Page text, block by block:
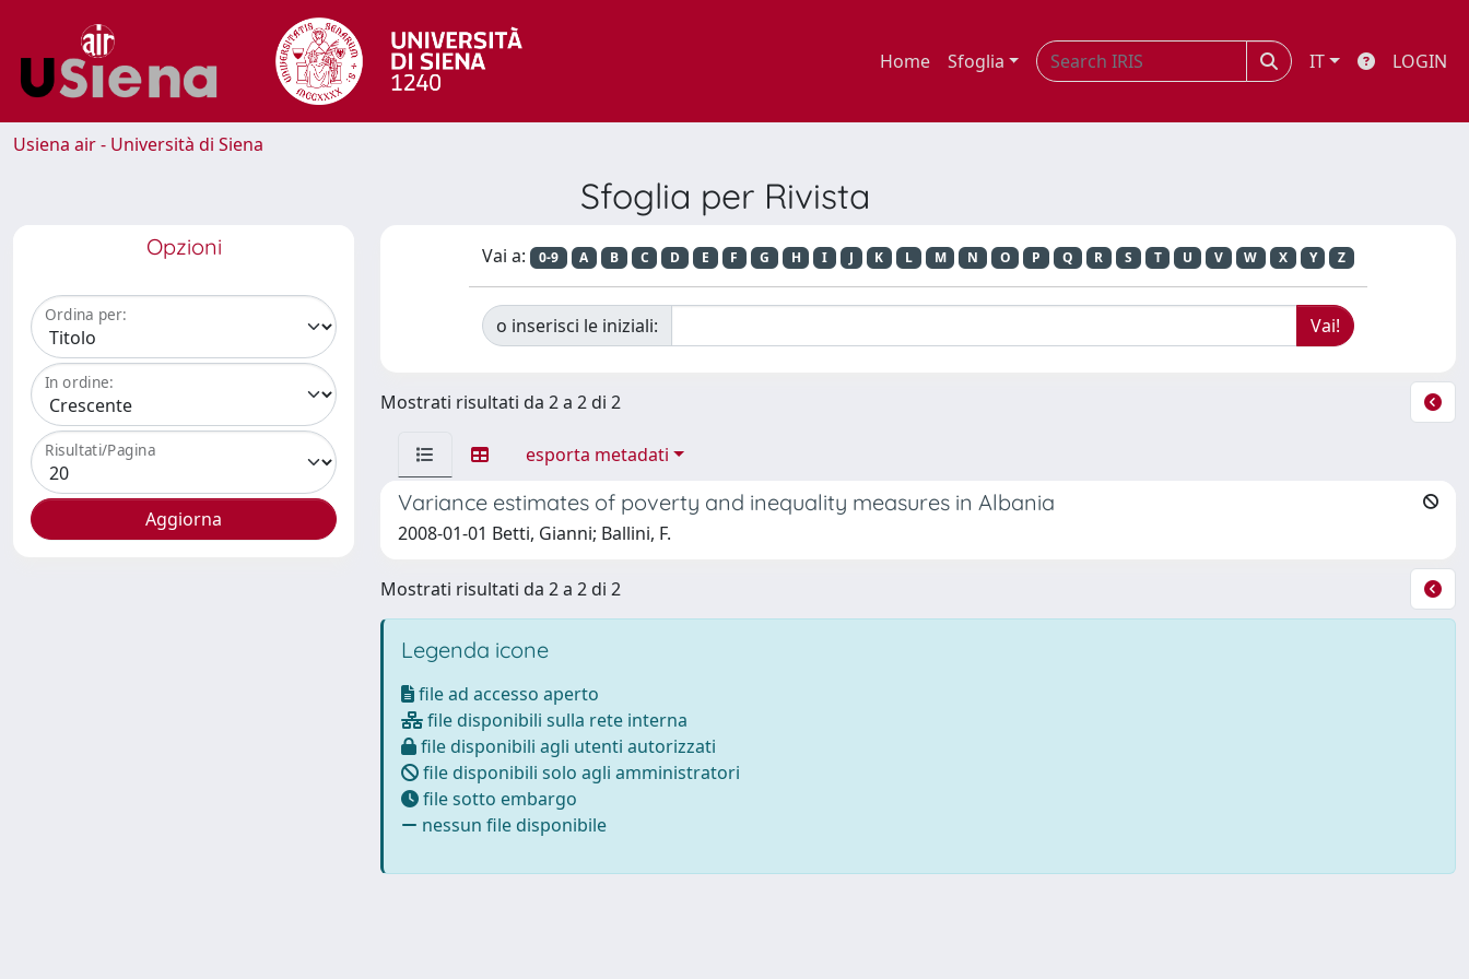
Home Sfoglia IT LOGIN
Usiena air - Università di Siena
Sfoglia per Rivista
Opzioni
Ordina per:
In ordine:
Risultati/Pagina
Vai a: 0-9 A B C D E F G H I J K L M N O P Q R S T U V W X Y Z
o inserisci le iniziali:
Mostrati risultati da 2 a 2 di 2
esporta metadati
Variance estimates of poverty and inequality measures in Albania
2008-01-01 Betti, Gianni; Ballini, F.
Mostrati risultati da 2 a 2 di 2
Legenda icone
file ad accesso aperto
file disponibili sulla rete interna
file disponibili agli utenti autorizzati
file disponibili solo agli amministratori
file sotto embargo
nessun file disponibile